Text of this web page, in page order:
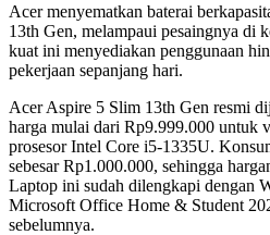
Acer menyematkan baterai
13th Gen, melampaui pesaingnya di
kuat ini menyediakan penggunaan
pekerjaan sepanjang hari.
Acer Aspire 5 Slim 13th Gen resmi
harga mulai dari Rp9.999.000 untuk
prosesor Intel Core i5-1335U.
sebesar Rp1.000.000, sehingga
Laptop ini sudah dilengkapi dengan
Microsoft Office Home & Student
sebelumnya.